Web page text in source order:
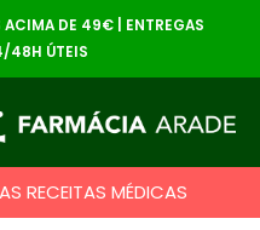
ACIMA DE 49€ | ENTREGAS
48H ÚTEIS
RECEITAS MÉDICAS